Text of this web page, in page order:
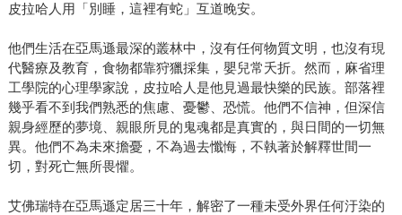
皮拉哈人用「別睡，這裡有蛇」互道晚安。
他們生活在亞馬遜最深的叢林中，沒有任何物質文明，也沒有現
代醫療及教育，食物都靠狩獵採集，嬰兒常夭折。然而，麻省理
工學院的心理學家說，皮拉哈人是他見過最快樂的民族。部落裡
幾乎看不到我們熟悉的焦慮、憂鬱、恐慌。他們不信神，但深信
親身經歷的夢境、親眼所見的鬼魂都是真實的，與日間的一切無
異。他們不為未來擔憂，不為過去懺悔，不執著於解釋世間一
切，對死亡無所畏懼。
艾佛瑞特在亞馬遜定居三十年，解密了一種未受外界任何汙染的